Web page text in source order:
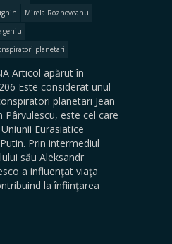
Mirela Roznoveanu
geniu
planetari
Articol apărut în
Este considerat unul
planetari Jean
Pârvulescu, este cel care
Eurasiatice
Prin intermediul
său Aleksandr
a influenţat viaţa
la înfiinţarea